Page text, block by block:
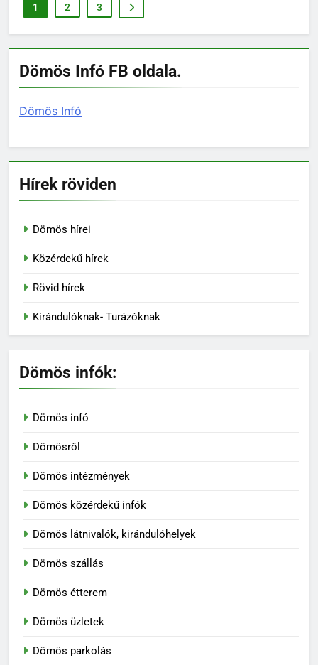
1 2 3
Dömös Infó FB oldala.
Dömös Infó
Hírek röviden
Dömös hírei
Közérdekű hírek
Rövid hírek
Kirándulóknak- Turázóknak
Dömös infók:
Dömös infó
Dömösről
Dömös intézmények
Dömös közérdekű infók
Dömös látnivalók, kirándulóhelyek
Dömös szállás
Dömös étterem
Dömös üzletek
Dömös parkolás